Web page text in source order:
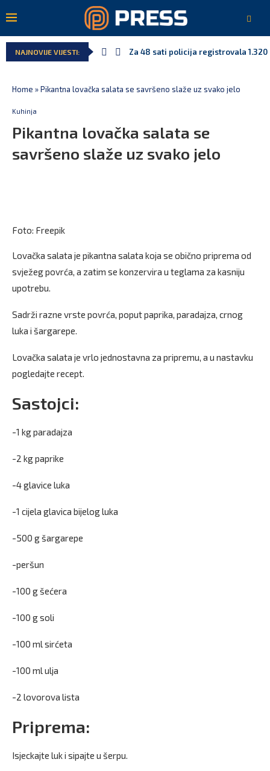
NAJNOVIJE VIJESTI: Za 48 sati policija registrovala
Home »Pikantna lovačka salata se savršeno slaže uz svako jelo
Kuhinja
Pikantna lovačka salata se
savršeno slaže uz svako jelo
Foto: Freepik
Lovačka salata je pikantna salata koja se obično priprema od
svježeg povrća, a zatim se konzervira u teglama za kasniju
upotrebu.
Sadrži razne vrste povrća, poput paprika, paradajza, crnog
luka i šargarepe.
Lovačka salata je vrlo jednostavna za pripremu, a u nastavku
pogledajte recept.
Sastojci:
-1 kg paradajza
-2 kg paprike
-4 glavice luka
-1 cijela glavica bijelog luka
-500 g šargarepe
-peršun
-100 g šećera
-100 g soli
-100 ml sirćeta
-100 ml ulja
-2 lovorova lista
Priprema:
Isjeckajte luk i sipajte u šerpu.